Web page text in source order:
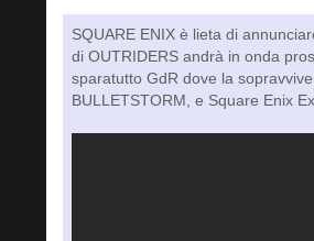
SQUARE ENIX è lieta di
di OUTRIDERS andrà in onda
sparatutto GdR dove la
BULLETSTORM, e Square Enix